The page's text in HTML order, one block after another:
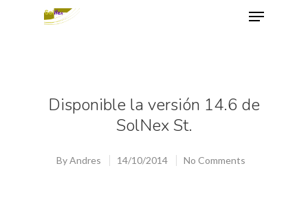
Disponible la versión 14.6 de
SolNex St.
ByAndres 14/10/2014 No Comments